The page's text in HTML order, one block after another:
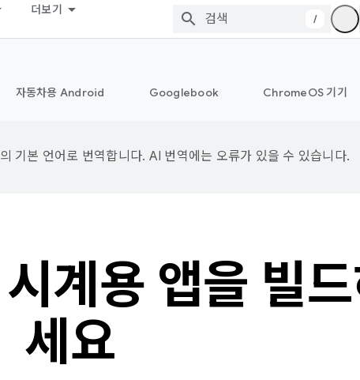
더보기
/
자동차용 Android Googlebook ChromeOS 기기
기본 언어로 번역합니다. AI 번역에는 오류가 있을 수 있습니다.
계용 앱을 빌
세요